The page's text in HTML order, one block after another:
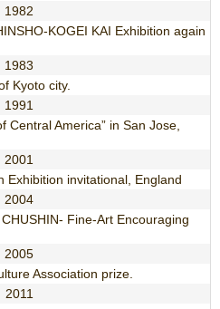
1982
KOGEI KAI Exhibition again
1983
Kyoto city.
1991
Central America” in San Jose,
2001
Exhibition invitational, England
2004
Fine-Art Encouraging
2005
Association prize.
2011